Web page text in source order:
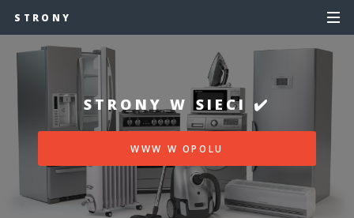
STRONY
STRONY W SIECI ✔️
WWW W OPOLU